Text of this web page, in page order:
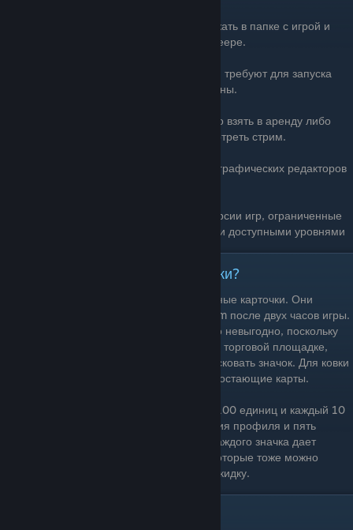
Саундтреки - mp3 и Flac файлы будут лежать в папке с игрой и
доступны для прослушивания в Steam-плеере.
Модификации. Обычно моды бесплатны и требуют для запуска
какую-либо игру, на движке которой созданы.
Фильмы, мультфильмы и аниме. Их можно взять в аренду либо
купить. Скачать их не дают, вы будете смотреть стрим.
Программы для творчества и работы - от графических редакторов
Демо-версии это бесплатные пробные версии игр, ограниченные
временем использования или несколькими доступными уровнями
Что такое коллекционные карточки?
У некоторых игр в Steam есть коллекционные карточки. Они
начинают выпадать в ваш инвентарь Steam после двух часов игры.
Вы можете превратить их в самоцветы(что невыгодно, поскольку
карты дают мало самоцветов), продать на торговой площадке,
поменяться с другим пользователем или сковать значок. Для ковки
значка придется купить или выменять недостающие карты.
повышают ваш уровень Steam на 100 единиц и каждый 10
уровень дает новую витрину для украшения профиля и пять
слотов для друзей. Помимо этого, ковка каждого значка дает
пользователю фон профиля и смайлик, которые тоже можно
продать или обменять. А также купон на скидку.